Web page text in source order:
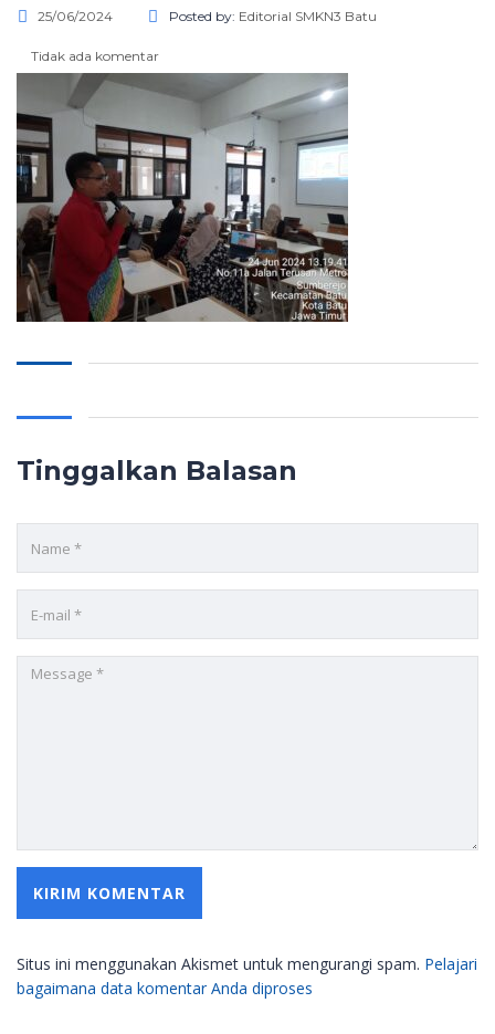
25/06/2024 Posted by: Editorial SMKN3 Batu
Tidak ada komentar
Tinggalkan Balasan
Situs ini menggunakan Akismet untuk mengurangi spam. Pelajari
bagaimana data komentar Anda diproses